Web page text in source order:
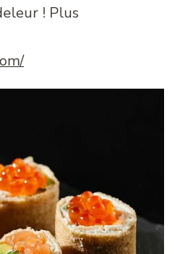
! Plus